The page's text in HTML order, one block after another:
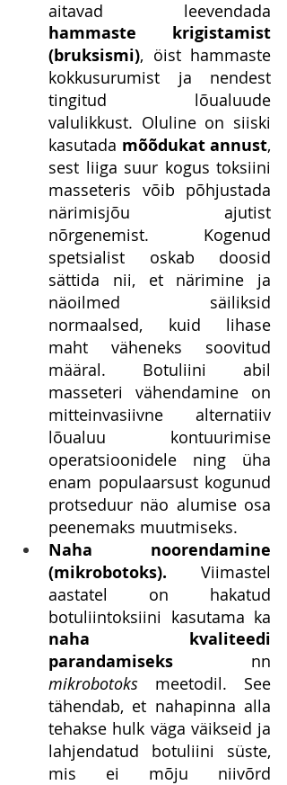
hammaste krigistamist
(bruksismi), öist hammaste
kokkusurumist ja nendest
tingitud lõualuude
valulikkust. Oluline on siiski
kasutada mõõdukat annust,
sest liiga suur kogus toksiini
masseteris võib põhjustada
närimisjõu ajutist
nõrgenemist. Kogenud
spetsialist oskab doosid
sättida nii, et närimine ja
näoilmed säiliksid
normaalsed, kuid lihase
maht väheneks soovitud
määral. Botuliini abil
masseteri vähendamine on
mitteinvasiivne alternatiiv
lõualuu kontuurimise
operatsioonidele ning üha
enam populaarsust kogunud
protseduur näo alumise osa
peenemaks muutmiseks.
Naha noorendamine
(mikrobotoks). Viimastel
aastatel on hakatud
naha kvaliteedi
parandamiseks
mikrobotoks meetodil. See
tähendab, et nahapinna alla
tehakse hulk väga väikseid ja
lahjendatud botuliini süste,
mis ei mõju niivõrd